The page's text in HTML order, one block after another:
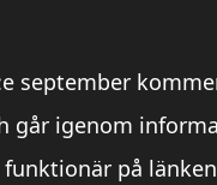
september
går igenom
på